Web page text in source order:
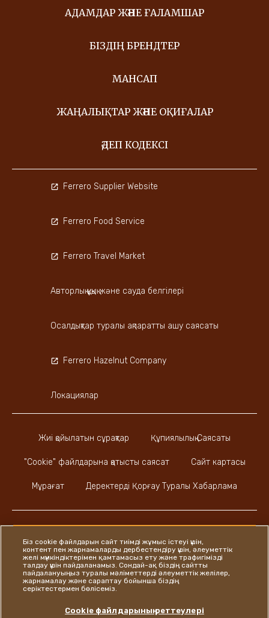
АДАМДАР ЖӘНЕ ҒАЛАМШАР
БІЗДІҢ БРЕНДТЕР
МАНСАП
ЖАҢАЛЫҚТАР ЖӘНЕ ОҚИҒАЛАР
ӘДЕП КОДЕКСІ
Жиі қойылатын сұрақтар Құпиялылық Саясаты
"Cookie" файлдарына қатысты саясат Сайт картасы
Мұрағат Деректерді Қорғау Туралы Хабарлама
Ferrero Supplier Website
Ferrero Food Service
Ferrero Travel Market
Авторлық құқық және сауда белгілері
Осалдықтар туралы ақпаратты ашу саясаты
Ferrero Hazelnut Company
Локациялар
Instagram
LinkedIn
Facebook
Біз cookie файлдарын сайт тиімді жұмыс істеуі үшін,
контент пен жарнамаларды дербестендіру үшін, әлеуметтік
желі мүмкіндіктерімен қамтамасыз ету және трафигімізді
талдау үшін пайдаланамыз. Сондай-ақ біздің сайтты
пайдалануыңыз туралы мәліметтерді әлеуметтік желілер,
жарнамалау және сараптау бойынша біздің
серіктестермен бөлісеміз.
Cookie файлдарының реттеулері